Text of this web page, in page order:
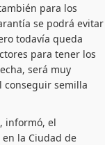
para los
se podrá evitar
todavía queda
para tener los
será muy
conseguir semilla
el
la Ciudad de